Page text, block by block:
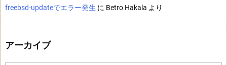
freebsd-updateでエラー発生 に Betro Hakala より
アーカイブ